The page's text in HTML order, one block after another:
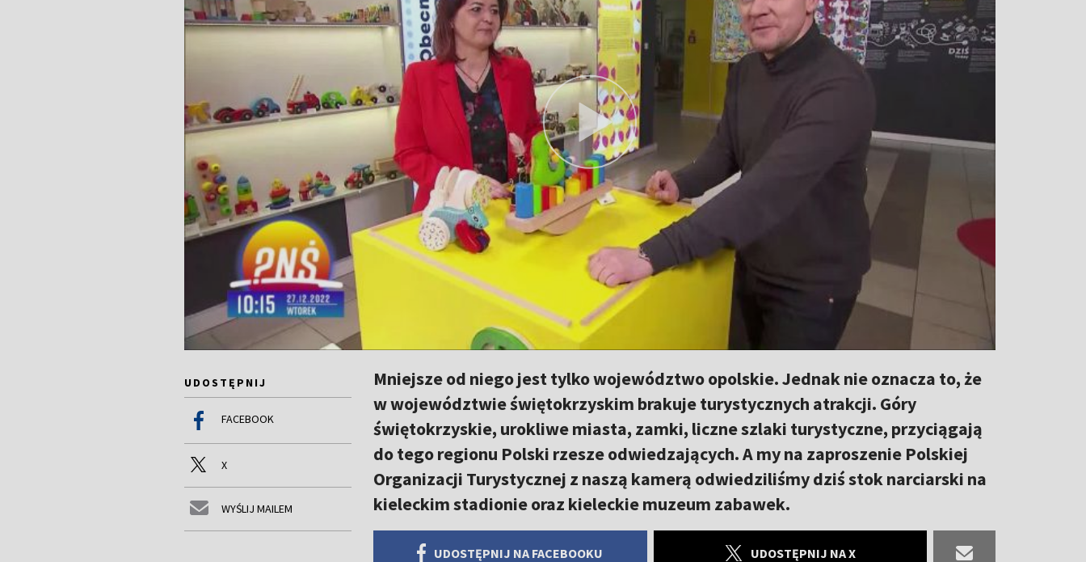
UDOSTĘPNIJ
FACEBOOK
X
WYŚLIJ MAILEM
Mniejsze od niego jest tylko województwo opolskie. Jednak nie oznacza to, że
w województwie świętokrzyskim brakuje turystycznych atrakcji. Góry
świętokrzyskie, urokliwe miasta, zamki, liczne szlaki turystyczne, przyciągają
do tego regionu Polski rzesze odwiedzających. A my na zaproszenie Polskiej
Organizacji Turystycznej z naszą kamerą odwiedziliśmy dziś stok narciarski na
kieleckim stadionie oraz kieleckie muzeum zabawek.
UDOSTĘPNIJ NA FACEBOOKU UDOSTĘPNIJ NA X